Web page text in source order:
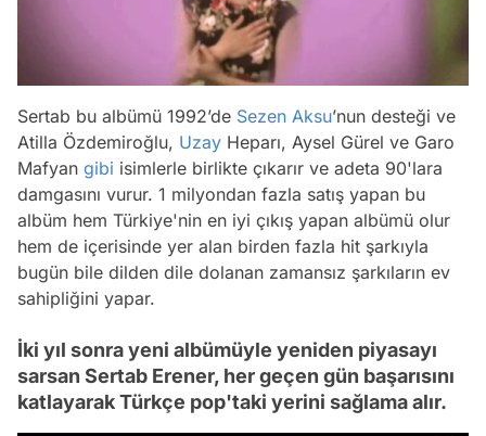
Sertab bu albümü 1992’de Sezen Aksu’nun desteği ve
Atilla Özdemiroğlu, Uzay Heparı, Aysel Gürel ve Garo
Mafyan gibi isimlerle birlikte çıkarır ve adeta 90'lara
damgasını vurur. 1 milyondan fazla satış yapan bu
albüm hem Türkiye'nin en iyi çıkış yapan albümü olur
hem de içerisinde yer alan birden fazla hit şarkıyla
bugün bile dilden dile dolanan zamansız şarkıların ev
sahipliğini yapar.
İki yıl sonra yeni albümüyle yeniden piyasayı
sarsan Sertab Erener, her geçen gün başarısını
katlayarak Türkçe pop'taki yerini sağlama alır.